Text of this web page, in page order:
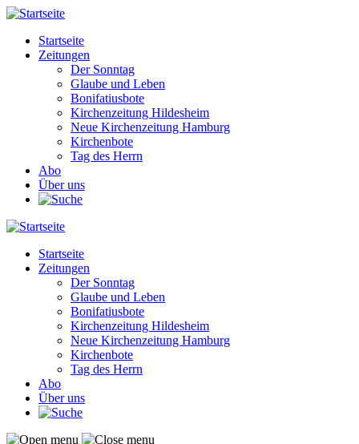
Direkt
Inhalt
Main
navigation
Startseite
Zeitungen
Der Sonntag
Glaube und Leben
Bonifatiusbote
Kirchenzeitung Hildesheim
Neue Kirchenzeitung Hamburg
Kirchenbote
Tag des Herrn
Abo
Über uns
Main
navigation
Startseite
Zeitungen
Der Sonntag
Glaube und Leben
Bonifatiusbote
Kirchenzeitung Hildesheim
Neue Kirchenzeitung Hamburg
Kirchenbote
Tag des Herrn
Abo
Über uns